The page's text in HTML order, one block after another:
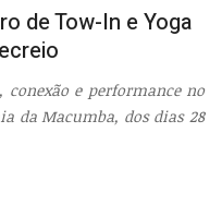
de Tow-In e Yoga
conexão e performance no
da Macumba, dos dias 28